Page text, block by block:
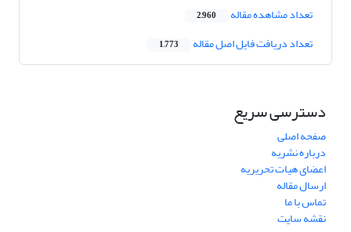
تعداد مشاهده مقاله 2,960
تعداد دریافت فایل اصل مقاله 1,773
دسترسی سریع
صفحه اصلی
درباره نشریه
اعضای هیات تحریریه
ارسال مقاله
تماس با ما
نقشه سایت